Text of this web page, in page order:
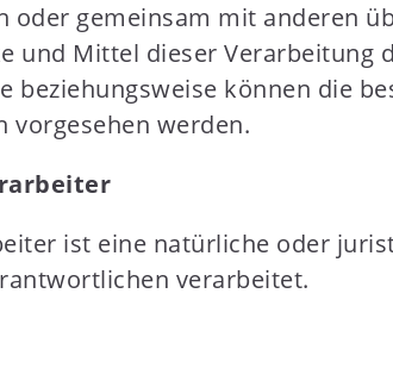
oder gemeinsam mit anderen
und Mittel dieser
beziehungsweise können die
vorgesehen werden.
ist eine natürliche oder
verarbeitet.